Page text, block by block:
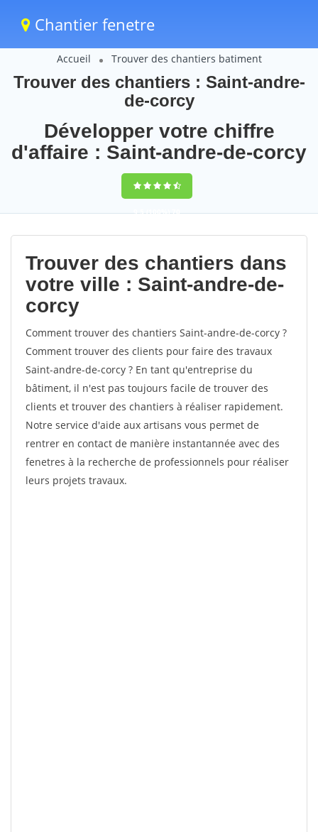
Chantier fenetre
Accueil Trouver des chantiers batiment
Trouver des chantiers : Saint-andre-
de-corcy
Développer votre chiffre
d'affaire : Saint-andre-de-corcy
9,5(100%)70
votes
Trouver des chantiers dans
votre ville : Saint-andre-de-
corcy
Comment trouver des chantiers Saint-andre-de-corcy ?
Comment trouver des clients pour faire des travaux
Saint-andre-de-corcy ? En tant qu'entreprise du
bâtiment, il n'est pas toujours facile de trouver des
clients et trouver des chantiers à réaliser rapidement.
Notre service d'aide aux artisans vous permet de
rentrer en contact de manière instantannée avec des
fenetres à la recherche de professionnels pour réaliser
leurs projets travaux.